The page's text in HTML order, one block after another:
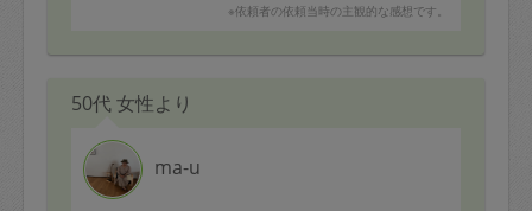
※依頼者の依頼当時の主観的な感想です。
50代 女性より
ma-u